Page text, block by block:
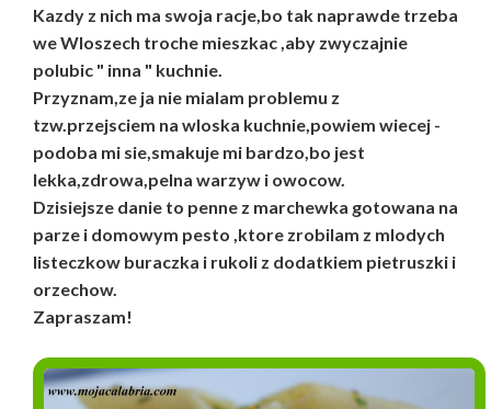
Kazdy z nich ma swoja racje,bo tak naprawde trzeba
we Wloszech troche mieszkac ,aby zwyczajnie
polubic " inna " kuchnie.
Przyznam,ze ja nie mialam problemu z
tzw.przejsciem na wloska kuchnie,powiem wiecej -
podoba mi sie,smakuje mi bardzo,bo jest
lekka,zdrowa,pelna warzyw i owocow.
Dzisiejsze danie to penne z marchewka gotowana na
parze i domowym pesto ,ktore zrobilam z mlodych
listeczkow buraczka i rukoli z dodatkiem pietruszki i
orzechow.
Zapraszam!